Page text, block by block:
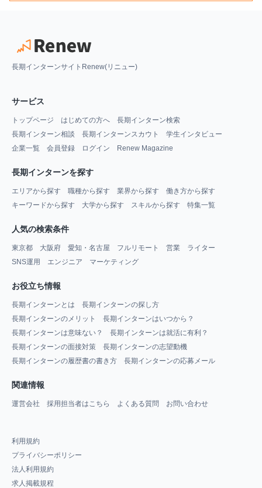
長期インターンサイトRenew(リニュー)
サービス
トップページ はじめての方へ
長期インターン検索
長期インターン相談
長期インターンスカウト
学生インタビュー
企業一覧
会員登録 ログイン Renew Magazine
長期インターンを探す
エリアから探す 職種から探す 業界から探す
働き方から探す
キーワードから探す
大学から探す スキルから探す 特集一覧
人気の検索条件
東京都 大阪府 愛知・名古屋 フルリモート 営業
ライター
SNS運用
エンジニア マーケティング
お役立ち情報
長期インターンとは
長期インターンの探し方
長期インターンのメリット
長期インターンはいつから？
長期インターンは意味ない？
長期インターンは就活に有利？
長期インターンの面接対策
長期インターンの志望動機
長期インターンの履歴書の書き方
長期インターンの応募メール
関連情報
運営会社 採用担当者はこちら よくある質問 お問い合わせ
利用規約
プライバシーポリシー
法人利用規約
求人掲載規程